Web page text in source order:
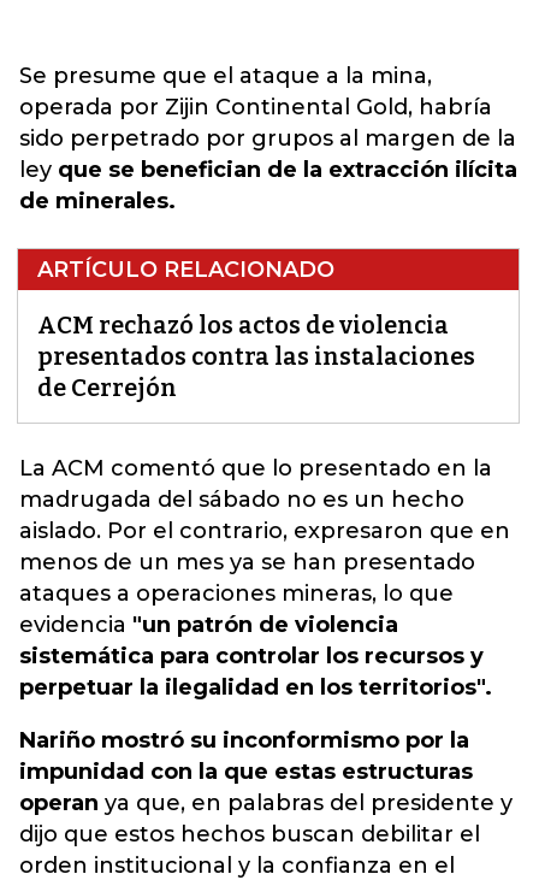
Se presume que el ataque a la mina,
operada por Zijin Continental Gold, habría
sido perpetrado por grupos al margen de la
ley que se benefician de la extracción ilícita
de minerales.
ARTÍCULO RELACIONADO
ACM rechazó los actos de violencia
presentados contra las instalaciones
de Cerrejón
La ACM comentó que lo presentado en la
madrugada del sábado no es un hecho
aislado. Por el contrario, expresaron que en
menos de un mes ya se han presentado
ataques a operaciones mineras, lo que
evidencia "un patrón de violencia
sistemática para controlar los recursos y
perpetuar la ilegalidad en los territorios".
Nariño mostró su inconformismo por la
impunidad con la que estas estructuras
operan ya que, en palabras del presidente y
dijo que estos hechos buscan debilitar el
orden institucional y la confianza en el